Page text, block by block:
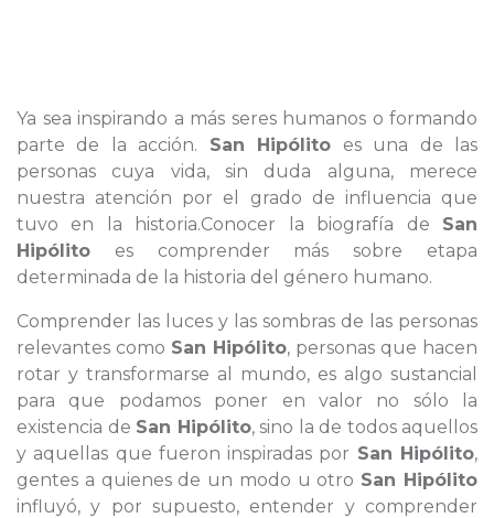
Ya sea inspirando a más seres humanos o formando
parte de la acción. San Hipólito es una de las
personas cuya vida, sin duda alguna, merece
nuestra atención por el grado de influencia que
tuvo en la historia.Conocer la biografía de San
Hipólito es comprender más sobre etapa
determinada de la historia del género humano.
Comprender las luces y las sombras de las personas
relevantes como San Hipólito, personas que hacen
rotar y transformarse al mundo, es algo sustancial
para que podamos poner en valor no sólo la
existencia de San Hipólito, sino la de todos aquellos
y aquellas que fueron inspiradas por San Hipólito,
gentes a quienes de un modo u otro San Hipólito
influyó, y por supuesto, entender y comprender